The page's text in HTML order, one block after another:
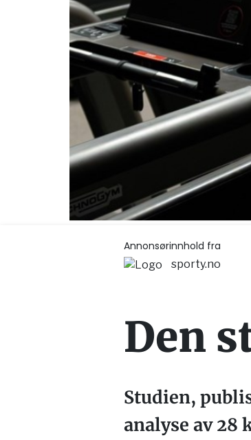
Annonsørinnhold fra
sporty.no
Den
Studien,
analyse av